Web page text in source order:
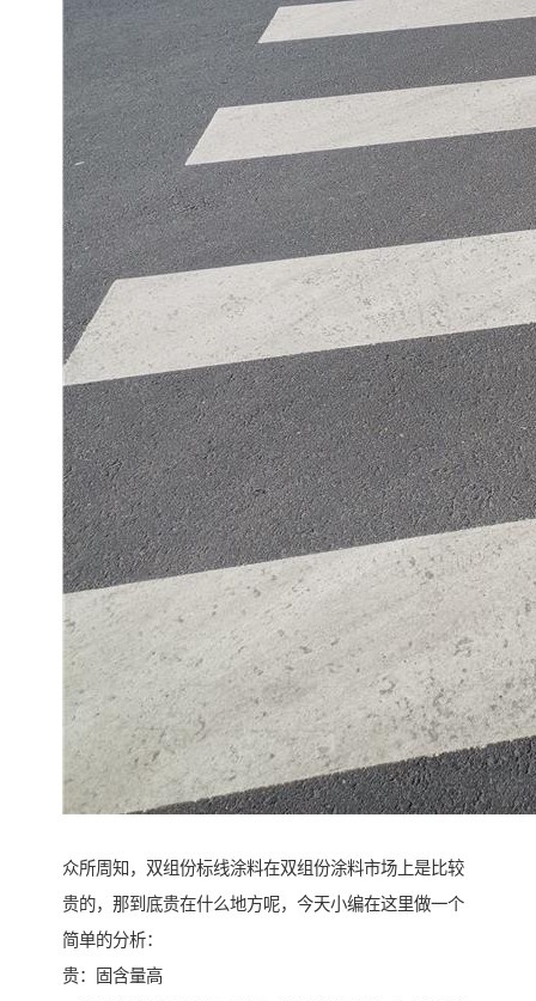
众所周知，双组份标线涂料在双组份涂料市场上是比较
贵的，那到底贵在什么地方呢，今天小编在这里做一个
简单的分析：
贵：固含量高